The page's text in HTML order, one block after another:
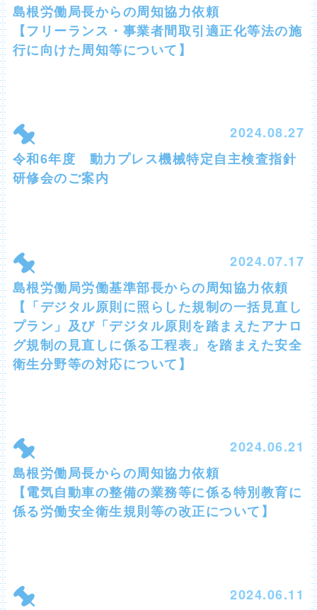
島根労働局長からの周知協力依頼
【フリーランス・事業者間取引適正化等法の施
行に向けた周知等について】
2024.08.27
令和6年度 動力プレス機械特定自主検査指針
研修会のご案内
2024.07.17
島根労働局労働基準部長からの周知協力依頼
【「デジタル原則に照らした規制の一括見直し
プラン」及び「デジタル原則を踏まえたアナロ
グ規制の見直しに係る工程表」を踏まえた安全
衛生分野等の対応について】
2024.06.21
島根労働局長からの周知協力依頼
【電気自動車の整備の業務等に係る特別教育に
係る労働安全衛生規則等の改正について】
2024.06.11